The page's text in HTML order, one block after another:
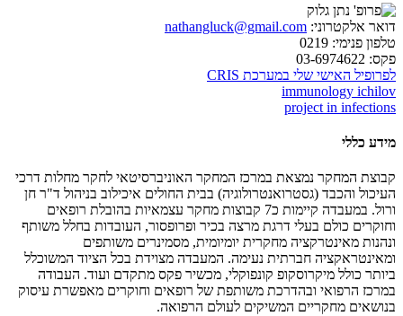
דואר אלקטרוני: nathangluck@gmail.com
טלפון פנימי:
פקס:
לפרופיל האישי שלי במערכת CRIS
immunology ichilov
project in infections
מידע כללי
קבוצת המחקר נמצאת במרכז המחקר האוניברסיטאי לחקר מחלות דרכי
העיכול והכבד (גסטרואנטרולוגיה) בבית החולים איכילוב בניהול ד"ר חן
ורול. במעבדה קיימות כ7 קבוצות מחקר עצמאיות בהובלת רופאים
וחוקרים כולם בעלי דרגת מרצה בכיר ופרופסור, העובדות בחלל משותף
ונהנות מאינטרקציה מחקרית יומיומית, מסמינרים משותפים
ומאינטראקציה חברתית נעימה. המעבדה מצוידת בכל הציוד המשוכלל
ביותר כולל מיקרוסקופ קונפוקלי, מכשיר פקס מתקדם ועוד. העבודה
במרכז הרפואי ובהדרכת משותפת של רופאים וחוקרים מאפשרת עיסוק
בנושאים מחקריים המשיקים לעולם הרפואה.